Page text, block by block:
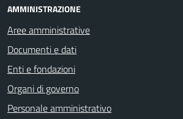
AMMINISTRAZIONE
Aree amministrative
Documenti e dati
Enti e fondazioni
Organi di governo
Personale amministrativo